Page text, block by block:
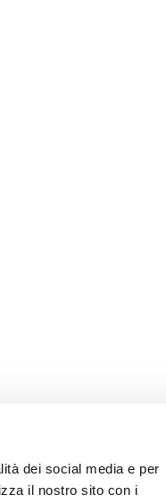
dei social media e per
il nostro sito con i